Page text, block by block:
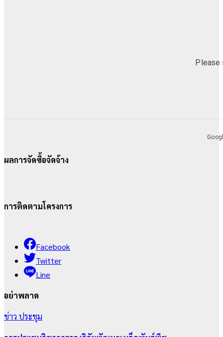
ผลการจัดซื้อจัดจ้าง
การติดตามโครงการ
Facebook
Twitter
Line
อย่าพลาด
ข่าว ประชุม